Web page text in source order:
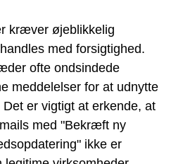
kræver øjeblikkelig
med forsigtighed.
ofte ondsindede
meddelelser for at udnytte
er vigtigt at erkende, at
med "Bekræft ny
ikke er